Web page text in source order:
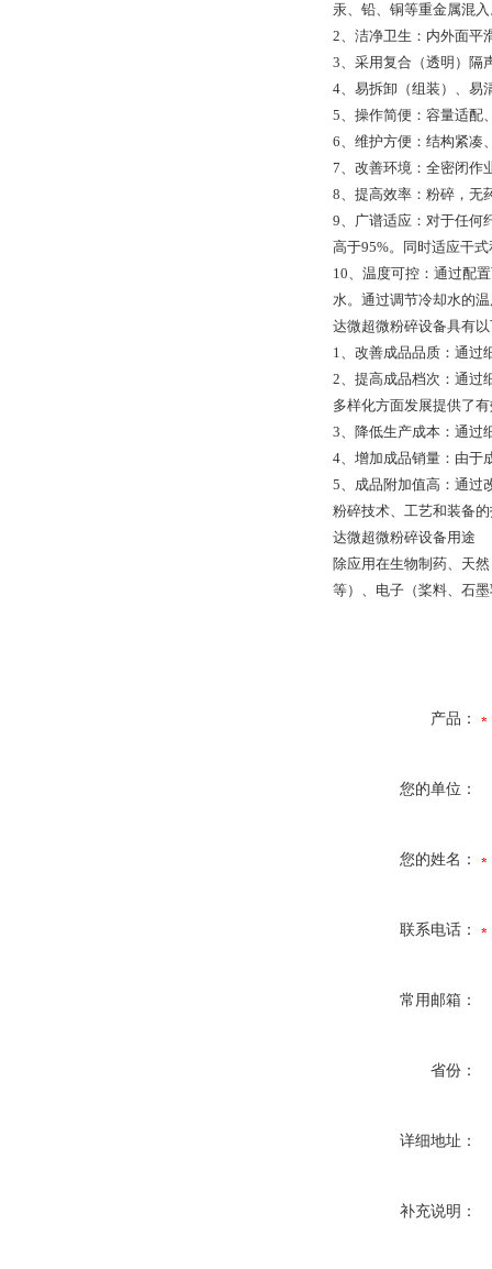
汞、铅、铜等重金属混
2、洁净卫生：内外面平
3、采用复合（透明）隔
4、易拆卸（组装）、易
5、操作简便：容量适配
6、维护方便：结构紧凑
7、改善环境：全密闭作
8、提高效率：粉碎，无
9、广谱适应：对于任何
高于95%。同时适应干
10、温度可控：通过配
水。通过调节冷却水的
达微超微粉碎设备具有
1、改善成品品质：通过
2、提高成品档次：通过
多样化方面发展提供了
3、降低生产成本：通过
4、增加成品销量：由于
5、成品附加值高：通过
粉碎技术、工艺和装备
达微超微粉碎设备用途
除应用在生物制药、天
等）、电子（桨料、石
产品：
您的单位：
您的姓名：
联系电话：
常用邮箱：
省份：
详细地址：
补充说明：